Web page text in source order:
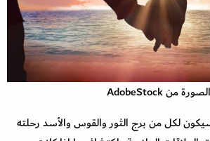
الصورة من AdobeStock
لكل من برج الثور والقوس والأسد رحلته